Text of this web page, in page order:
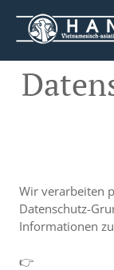
Wir verarbeiten
Datenschutz-
Informationen
👉